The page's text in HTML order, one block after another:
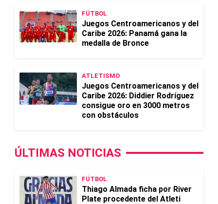
FÚTBOL
Juegos Centroamericanos y del
Caribe 2026: Panamá gana la
medalla de Bronce
ATLETISMO
Juegos Centroamericanos y del
Caribe 2026: Diddier Rodríguez
consigue oro en 3000 metros
con obstáculos
ÚLTIMAS NOTICIAS
FÚTBOL
Thiago Almada ficha por River
Plate procedente del Atleti